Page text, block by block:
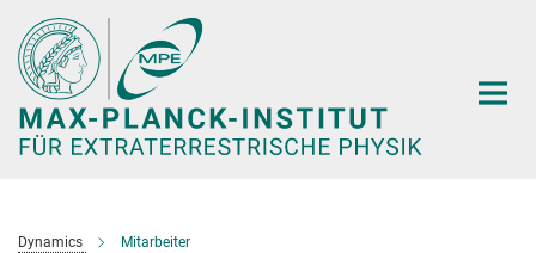
Hauptinhalt
Dynamics Mitarbeiter